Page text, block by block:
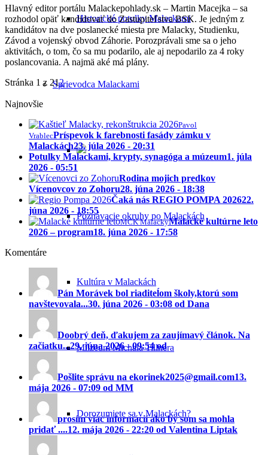
Historické potulky Malackami
Sprievodca Malackami
Poznávacie okruhy po Malackách
Kultúra v Malackách
Múzeum Michala Tillnera
Dorozumiete sa v Malackách?
Hlavný editor portálu Malackepohlady.sk – Martin Macejka – sa
rozhodol opäť kandidovať do Zastupiteľstva BSK. Je jedným z
kandidátov na dve poslanecké miesta pre Malacky, Studienku,
Závod a vojenský obvod Záhorie. Porozprávali sme sa o jeho
aktivitách, o tom, čo sa mu podarilo, ale aj nepodarilo za 4 roky
poslancovania. A najmä aké má plány.
Stránka 1 z 212
Najnovšie
Pavol
VrablecPríspevok k farebnosti fasády zámku v
Malackách23. júla 2026 - 20:31
Potulky Malackami, krypty, synagóga a múzeum1. júla
2026 - 05:51
Rodina mojich predkov
Vícenovcov zo Zohoru28. júna 2026 - 18:38
Čaká nás REGIO POMPA 202622.
júna 2026 - 18:55
MCK MalackyMalacké kultúrne leto
2026 – program18. júna 2026 - 17:58
Komentáre
Pán Morávek bol riaditeĺom školy,ktorú som
navštevovala...30. júna 2026 - 03:08 od Dana
Doobrý deň, ďakujem za zaujímavý článok. Na
začiatku...29. júna 2026 - 09:54 od
Pošlite správu na ekorinek2025@gmail.com13.
mája 2026 - 07:09 od MM
prosím viac informácií ako by som sa mohla
pridať ....12. mája 2026 - 22:20 od Valentina Liptak